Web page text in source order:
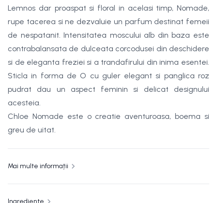
Lemnos dar proaspat si floral in acelasi timp, Nomade,
rupe tacerea si ne dezvaluie un parfum destinat femeii
de nespatanit. Intensitatea moscului alb din baza este
contrabalansata de dulceata corcodusei din deschidere
si de eleganta freziei si a trandafirului din inima esentei.
Sticla in forma de O cu guler elegant si panglica roz
pudrat dau un aspect feminin si delicat designului
acesteia.
Chloe Nomade este o creatie aventuroasa, boema si
greu de uitat.
Mai multe informații